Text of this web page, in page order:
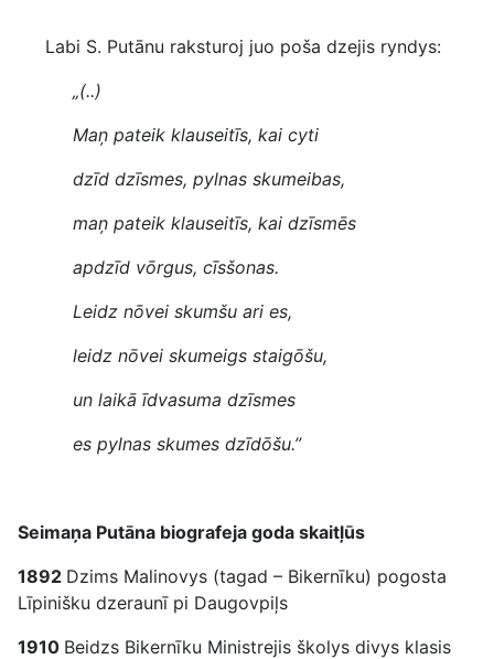
Labi S. Putānu raksturoj juo poša dzejis ryndys:
„(..)
Maņ pateik klauseitīs, kai cyti
dzīd dzīsmes, pylnas skumeibas,
maņ pateik klauseitīs, kai dzīsmēs
apdzīd vōrgus, cīsšonas.
Leidz nōvei skumšu ari es,
leidz nōvei skumeigs staigōšu,
un laikā īdvasuma dzīsmes
es pylnas skumes dzīdōšu.”
Seimaņa Putāna biografeja goda skaitļūs
1892 Dzims Malinovys (tagad – Bikernīku) pogosta
Līpinišku dzeraunī pi Daugovpiļs
1910 Beidzs Bikernīku Ministrejis školys divys klasis